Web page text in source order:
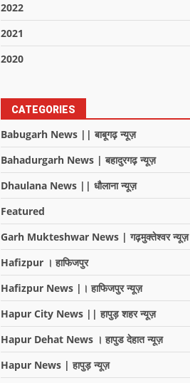
2022
2021
2020
CATEGORIES
Babugarh News || बाबूगढ़ न्यूज़
Bahadurgarh News | बहादुरगढ़ न्यूज़
Dhaulana News || धौलाना न्यूज़
Featured
Garh Mukteshwar News | गढ़मुक्तेश्वर न्यूज़
Hafizpur । हाफिजपुर
Hafizpur News |। हाफिजपुर न्यूज़
Hapur City News || हापुड़ शहर न्यूज़
Hapur Dehat News । हापुड देहात न्यूज़
Hapur News | हापुड़ न्यूज़